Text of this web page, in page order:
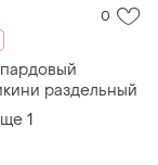
0
раздельный
1